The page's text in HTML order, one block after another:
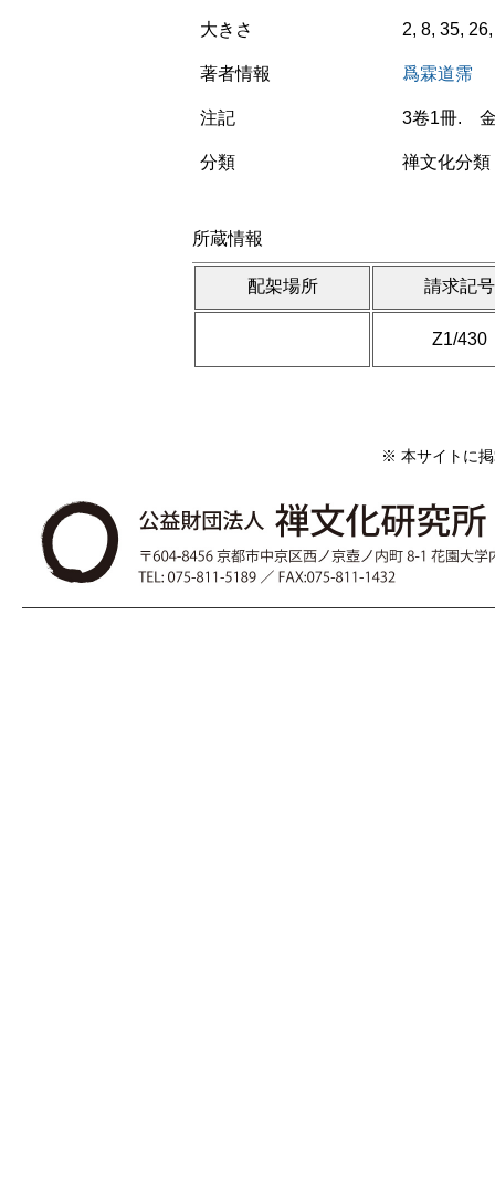
大きさ 2, 8, 35,
著者情報 爲霖道霈
注記 3卷1冊.
分類 禅文化分
所蔵情報
配架場所 請求記号
Z1/430
※ 本サイトに